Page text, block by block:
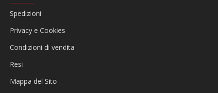
Spedizioni
Privacy e Cookies
Condizioni di vendita
Resi
Mappa del Sito